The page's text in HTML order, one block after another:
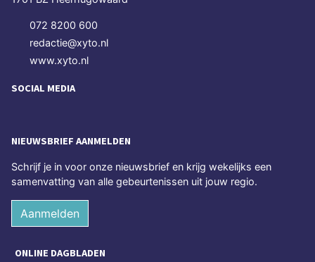
072 8200 600
redactie@xyto.nl
www.xyto.nl
SOCIAL MEDIA
NIEUWSBRIEF AANMELDEN
Schrijf je in voor onze nieuwsbrief en krijg wekelijks een
samenvatting van alle gebeurtenissen uit jouw regio.
Aanmelden
ONLINE DAGBLADEN